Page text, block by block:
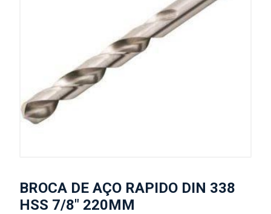
BROCA DE AÇO RAPIDO DIN 338
HSS 7/8" 220MM